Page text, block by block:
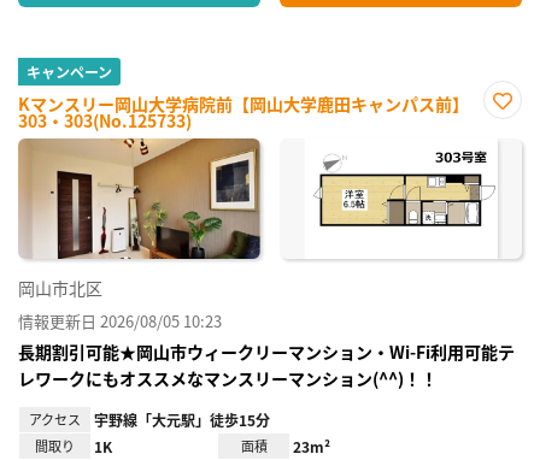
キャンペーン
Kマンスリー岡山大学病院前【岡山大学鹿田キャンパス前】
303・303(No.125733)
に入
り登
岡山市北区
情報更新日 2026/08/05 10:23
長期割引可能★岡山市ウィークリーマンション・Wi-Fi利用可能テ
レワークにもオススメなマンスリーマンション(^^)！！
アクセス 宇野線「大元駅」徒歩15分
間取り 1K 面積 23m²